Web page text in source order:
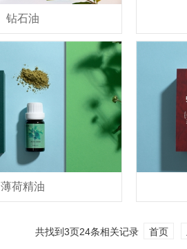
钻石油
薄荷精油
共找到3页24条相关记录 首页